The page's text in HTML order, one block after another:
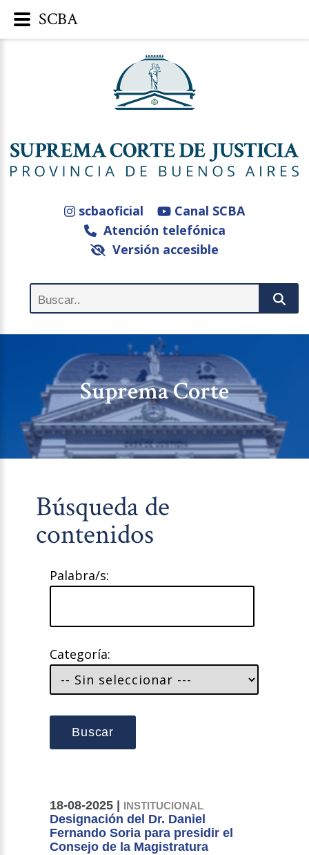
scbaoficial
Canal SCBA
Atención telefónica
Versión accesible
Suprema Corte
Búsqueda de
contenidos
Palabra/s:
Categoría:
Buscar
18-08-2025 | INSTITUCIONAL
Designación del Dr. Daniel
Fernando Soria para presidir el
Consejo de la Magistratura
SCBA